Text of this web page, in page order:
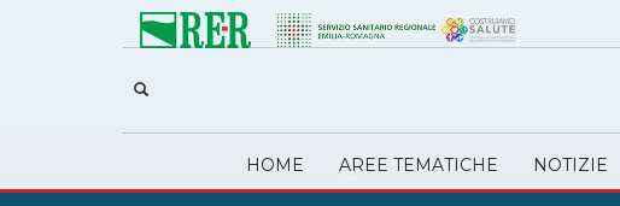
HOME AREE TEMATICHE NOTIZIE